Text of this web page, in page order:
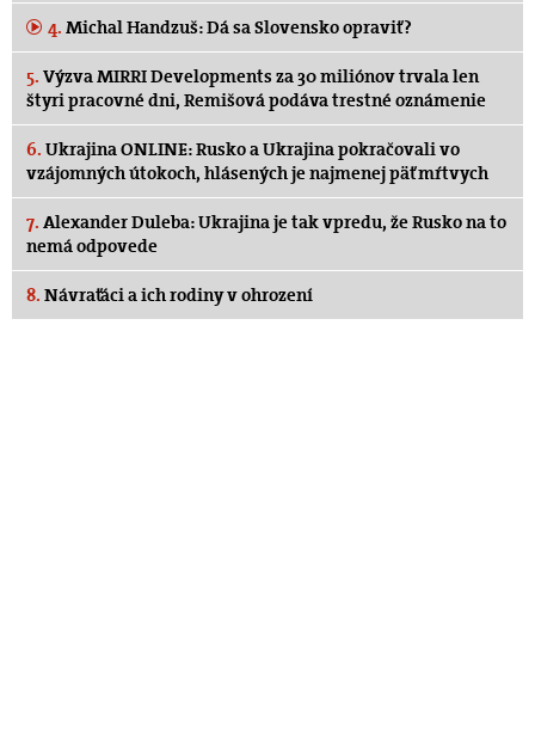
4. Michal Handzuš: Dá sa Slovensko opraviť?
5. Výzva MIRRI Developments za 30 miliónov trvala len
štyri pracovné dni, Remišová podáva trestné oznámenie
6. Ukrajina ONLINE: Rusko a Ukrajina pokračovali vo
vzájomných útokoch, hlásených je najmenej päť mŕtvych
7. Alexander Duleba: Ukrajina je tak vpredu, že Rusko na to
nemá odpovede
8. Návraťáci a ich rodiny v ohrození